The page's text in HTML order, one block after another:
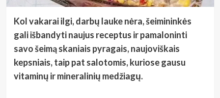
Kol vakarai ilgi, darbų lauke nėra, šeimininkės
gali išbandyti naujus receptus ir pamaloninti
savo šeimą skaniais pyragais, naujoviškais
kepsniais, taip pat salotomis, kuriose gausu
vitaminų ir mineralinių medžiagų.